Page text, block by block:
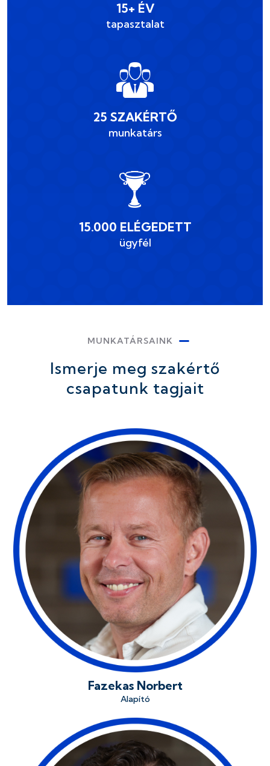
15+ ÉV
tapasztalat
25 SZAKÉRTŐ
munkatárs
15.000 ELÉGEDETT
ügyfél
MUNKATÁRSAINK
Ismerje meg szakértő
csapatunk tagjait
Fazekas Norbert
Alapító